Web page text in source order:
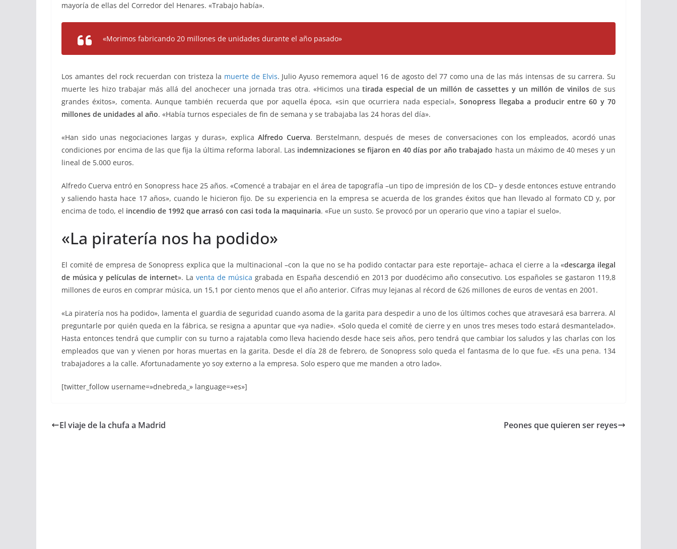
mayoría de ellas del Corredor del Henares. «Trabajo había».
«Morimos fabricando 20 millones de unidades durante el año pasado»
Los amantes del rock recuerdan con tristeza la muerte de Elvis. Julio Ayuso rememora aquel 16 de agosto del 77 como una de las más intensas de su carrera. Su
muerte les hizo trabajar más allá del anochecer una jornada tras otra. «Hicimos unatirada especial de un millón de cassettes y un millón de vinilos de sus
grandes éxitos», comenta. Aunque también recuerda que por aquella época, «sin que ocurriera nada especial»,Sonopress llegaba a producir entre 60 y 70
millones de unidades al año. «Había turnos especiales de fin de semana y se trabajaba las 24 horas del día».
«Han sido unas negociaciones largas y duras», explica Alfredo Cuerva. Berstelmann, después de meses de conversaciones con los empleados, acordó unas
condiciones por encima de las que fija la última reforma laboral. Las indemnizaciones se fijaron en 40 días por año trabajado hasta un máximo de 40 meses y un
lineal de 5.000 euros.
Alfredo Cuerva entró en Sonopress hace 25 años. «Comencé a trabajar en el área de tapografía –un tipo de impresión de los CD– y desde entonces estuve entrando
y saliendo hasta hace 17 años», cuando le hicieron fijo. De su experiencia en la empresa se acuerda de los grandes éxitos que han llevado al formato CD y, por
encima de todo, el incendio de 1992 que arrasó con casi toda la maquinaria. «Fue un susto. Se provocó por un operario que vino a tapiar el suelo».
«La piratería nos ha podido»
El comité de empresa de Sonopress explica que la multinacional –con la que no se ha podido contactar para este reportaje– achaca el cierre a la «descarga ilegal
de música y películas de internet». La venta de música grabada en España descendió en 2013 por duodécimo año consecutivo. Los españoles se gastaron 119,8
millones de euros en comprar música, un 15,1 por ciento menos que el año anterior. Cifras muy lejanas al récord de 626 millones de euros de ventas en 2001.
«La piratería nos ha podido», lamenta el guardia de seguridad cuando asoma de la garita para despedir a uno de los últimos coches que atravesará esa barrera. Al
preguntarle por quién queda en la fábrica, se resigna a apuntar que «ya nadie». «Solo queda el comité de cierre y en unos tres meses todo estará desmantelado».
Hasta entonces tendrá que cumplir con su turno a rajatabla como lleva haciendo desde hace seis años, pero tendrá que cambiar los saludos y las charlas con los
empleados que van y vienen por horas muertas en la garita. Desde el día 28 de febrero, de Sonopress solo queda el fantasma de lo que fue. «Es una pena. 134
trabajadores a la calle. Afortunadamente yo soy externo a la empresa. Solo espero que me manden a otro lado».
[twitter_follow username=»dnebreda_» language=»es»]
El viaje de la chufa a Madrid Peones que quieren ser reyes